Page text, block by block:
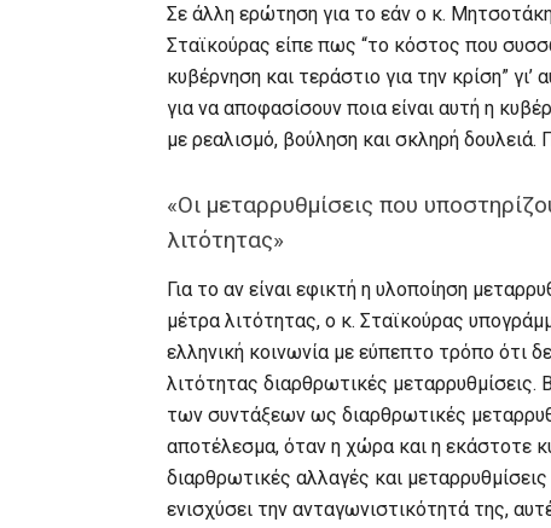
Σε άλλη ερώτηση για το εάν ο κ.
Σταϊκούρας είπε πως “το κόστος που
κυβέρνηση και τεράστιο για την κρίση”
για να αποφασίσουν ποια είναι αυτή η
με ρεαλισμό, βούληση και σκληρή δουλειά.
«Οι μεταρρυθμίσεις που
λιτότητας»
Για το αν είναι εφικτή η υλοποίηση
μέτρα λιτότητας, ο κ. Σταϊκούρας
ελληνική κοινωνία με εύπεπτο τρόπο ότι
λιτότητας διαρθρωτικές
των συντάξεων ως διαρθρωτικές
αποτέλεσμα, όταν η χώρα και η εκάστοτε
διαρθρωτικές αλλαγές και
ενισχύσει την ανταγωνιστικότητά της,